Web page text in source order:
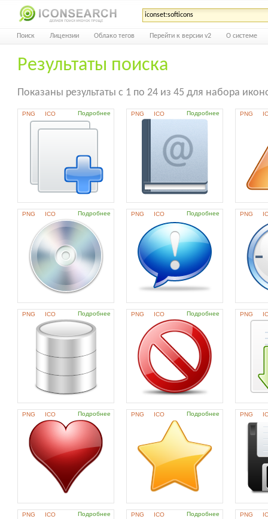
Поиск Лицензии Облако тегов Перейти к версии v2 О системе
Результаты поиска
Показаны результаты с 1 по 24 из 45 для набора
PNG ICO Подробнее PNG ICO Подробнее PNG
PNG ICO Подробнее PNG ICO Подробнее PNG
PNG ICO Подробнее PNG ICO Подробнее PNG
PNG ICO Подробнее PNG ICO Подробнее PNG
PNG ICO Подробнее PNG ICO Подробнее PNG